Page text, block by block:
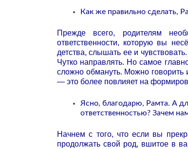
Как же правильно сделать,
Прежде всего, родителям
ответственности, которую вы
детства, слышать ее и
Чутко направлять. Но самое
сложно обмануть. Можно говорить
— это более повлияет на
Ясно, благодарю, Рамта. А
ответственностью? Зачем
Начнем с того, что если вы
продолжать свой род, вшитое в